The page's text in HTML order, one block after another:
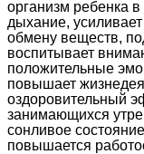
организм ребенка в
дыхание,
обмену веществ,
воспитывает
положительные
повышает
оздоровительный
занимающихся
сонливое
повышается